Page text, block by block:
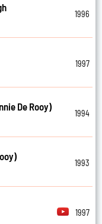
1996
1997
De Rooy)
1994
1993
1997